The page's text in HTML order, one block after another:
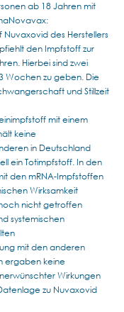
ab 18 Jahren mit
des Herstellers
den Impfstoff zur
Hierbei sind zwei
Wochen zu geben. Die
und Stillzeit
mit einem
keine
in Deutschland
ein Totimpfstoff. In den
den mRNA-Impfstoffen
Wirksamkeit
nicht getroffen
systemischen
mit den anderen
ergaben keine
Wirkungen
zu Nuvaxovid